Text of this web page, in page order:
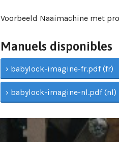
Voorbeeld Naaimachine met
Manuels disponibles
› babylock-imagine-fr.pdf (fr)
› babylock-imagine-nl.pdf (nl)